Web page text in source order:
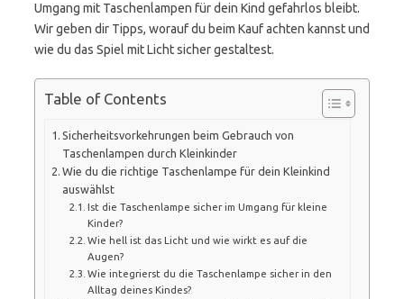
Umgang mit Taschenlampen für dein Kind gefahrlos bleibt.
Wir geben dir Tipps, worauf du beim Kauf achten kannst und
wie du das Spiel mit Licht sicher gestaltest.
Table of Contents
Sicherheitsvorkehrungen beim Gebrauch von
Taschenlampen durch Kleinkinder
Wie du die richtige Taschenlampe für dein Kleinkind
auswählst
Ist die Taschenlampe sicher im Umgang für kleine
Kinder?
Wie hell ist das Licht und wie wirkt es auf die
Augen?
Wie integrierst du die Taschenlampe sicher in den
Alltag deines Kindes?